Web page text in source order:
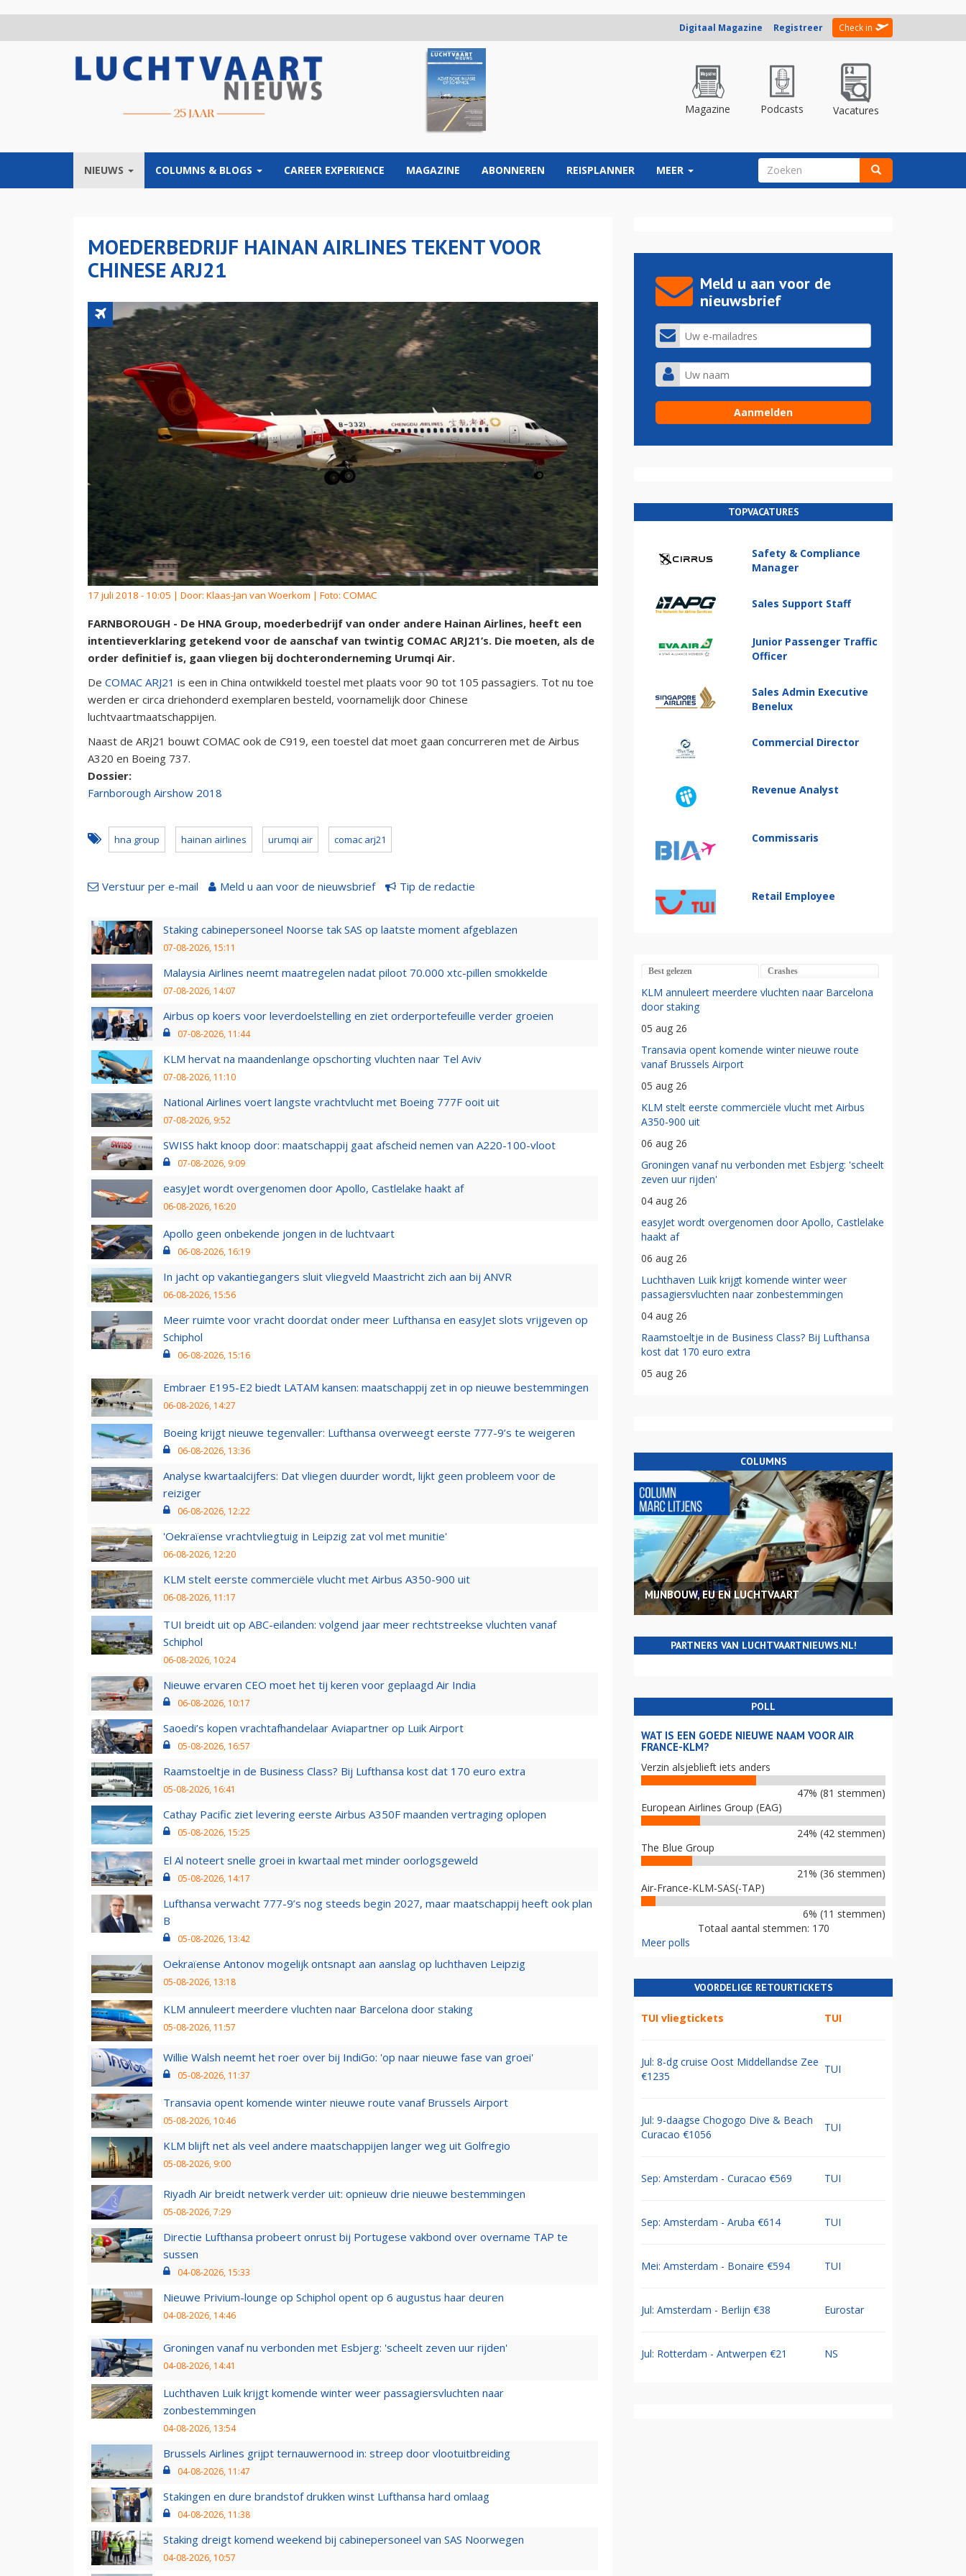
Digitaal Magazine Registreer Check in
Magazine Podcasts Vacatures
NIEUWS COLUMNS & BLOGS CAREER EXPERIENCE MAGAZINE ABONNEREN REISPLANNER MEER ZOEKVELD
MOEDERBEDRIJF HAINAN AIRLINES TEKENT VOOR
CHINESE ARJ21
17 juli 2018 - 10:05 | Door: Klaas-Jan van Woerkom | Foto: COMAC
FARNBOROUGH - De HNA Group, moederbedrijf van onder andere Hainan Airlines, heeft een
intentieverklaring getekend voor de aanschaf van twintig COMAC ARJ21’s. Die moeten, als de
order definitief is, gaan vliegen bij dochteronderneming Urumqi Air.
De COMAC ARJ21 is een in China ontwikkeld toestel met plaats voor 90 tot 105 passagiers. Tot nu toe
werden er circa driehonderd exemplaren besteld, voornamelijk door Chinese
luchtvaartmaatschappijen.
Naast de ARJ21 bouwt COMAC ook de C919, een toestel dat moet gaan concurreren met de Airbus
A320 en Boeing 737.
Dossier:
Farnborough Airshow 2018
hna group hainan airlines urumqi air comac arj21
Verstuur per e-mail Meld u aan voor de nieuwsbrief Tip de redactie
Staking cabinepersoneel Noorse tak SAS op laatste moment afgeblazen
07-08-2026, 15:11
Malaysia Airlines neemt maatregelen nadat piloot 70.000 xtc-pillen smokkelde
07-08-2026, 14:07
Airbus op koers voor leverdoelstelling en ziet orderportefeuille verder groeien
07-08-2026, 11:44
KLM hervat na maandenlange opschorting vluchten naar Tel Aviv
07-08-2026, 11:10
National Airlines voert langste vrachtvlucht met Boeing 777F ooit uit
07-08-2026, 9:52
SWISS hakt knoop door: maatschappij gaat afscheid nemen van A220-100-vloot
07-08-2026, 9:09
easyJet wordt overgenomen door Apollo, Castlelake haakt af
06-08-2026, 16:20
Apollo geen onbekende jongen in de luchtvaart
06-08-2026, 16:19
In jacht op vakantiegangers sluit vliegveld Maastricht zich aan bij ANVR
06-08-2026, 15:56
Meer ruimte voor vracht doordat onder meer Lufthansa en easyJet slots vrijgeven op
Schiphol
06-08-2026, 15:16
Embraer E195-E2 biedt LATAM kansen: maatschappij zet in op nieuwe bestemmingen
06-08-2026, 14:27
Boeing krijgt nieuwe tegenvaller: Lufthansa overweegt eerste 777-9’s te weigeren
06-08-2026, 13:36
Analyse kwartaalcijfers: Dat vliegen duurder wordt, lijkt geen probleem voor de
reiziger
06-08-2026, 12:22
'Oekraïense vrachtvliegtuig in Leipzig zat vol met munitie'
06-08-2026, 12:20
KLM stelt eerste commerciële vlucht met Airbus A350-900 uit
06-08-2026, 11:17
TUI breidt uit op ABC-eilanden: volgend jaar meer rechtstreekse vluchten vanaf
Schiphol
06-08-2026, 10:24
Nieuwe ervaren CEO moet het tij keren voor geplaagd Air India
06-08-2026, 10:17
Saoedi’s kopen vrachtafhandelaar Aviapartner op Luik Airport
05-08-2026, 16:57
Raamstoeltje in de Business Class? Bij Lufthansa kost dat 170 euro extra
05-08-2026, 16:41
Cathay Pacific ziet levering eerste Airbus A350F maanden vertraging oplopen
05-08-2026, 15:25
El Al noteert snelle groei in kwartaal met minder oorlogsgeweld
05-08-2026, 14:17
Lufthansa verwacht 777-9’s nog steeds begin 2027, maar maatschappij heeft ook plan
B
05-08-2026, 13:42
Oekraïense Antonov mogelijk ontsnapt aan aanslag op luchthaven Leipzig
05-08-2026, 13:18
KLM annuleert meerdere vluchten naar Barcelona door staking
05-08-2026, 11:57
Willie Walsh neemt het roer over bij IndiGo: 'op naar nieuwe fase van groei'
05-08-2026, 11:37
Transavia opent komende winter nieuwe route vanaf Brussels Airport
05-08-2026, 10:46
KLM blijft net als veel andere maatschappijen langer weg uit Golfregio
05-08-2026, 9:00
Riyadh Air breidt netwerk verder uit: opnieuw drie nieuwe bestemmingen
05-08-2026, 7:29
Directie Lufthansa probeert onrust bij Portugese vakbond over overname TAP te
sussen
04-08-2026, 15:33
Nieuwe Privium-lounge op Schiphol opent op 6 augustus haar deuren
04-08-2026, 14:46
Groningen vanaf nu verbonden met Esbjerg: 'scheelt zeven uur rijden'
04-08-2026, 14:41
Luchthaven Luik krijgt komende winter weer passagiersvluchten naar
zonbestemmingen
04-08-2026, 13:54
Brussels Airlines grijpt ternauwernood in: streep door vlootuitbreiding
04-08-2026, 11:47
Stakingen en dure brandstof drukken winst Lufthansa hard omlaag
04-08-2026, 11:38
Staking dreigt komend weekend bij cabinepersoneel van SAS Noorwegen
04-08-2026, 10:57
Meld u aan voor de
nieuwsbrief
TOPVACATURES
Safety & Compliance
Manager
Sales Support Staff
Junior Passenger Traffic
Officer
Sales Admin Executive
Benelux
Commercial Director
Revenue Analyst
Commissaris
Retail Employee
Best gelezen Crashes
KLM annuleert meerdere vluchten naar Barcelona
door staking
05 aug 26
Transavia opent komende winter nieuwe route
vanaf Brussels Airport
05 aug 26
KLM stelt eerste commerciële vlucht met Airbus
A350-900 uit
06 aug 26
Groningen vanaf nu verbonden met Esbjerg: 'scheelt
zeven uur rijden'
04 aug 26
easyJet wordt overgenomen door Apollo, Castlelake
haakt af
06 aug 26
Luchthaven Luik krijgt komende winter weer
passagiersvluchten naar zonbestemmingen
04 aug 26
Raamstoeltje in de Business Class? Bij Lufthansa
kost dat 170 euro extra
05 aug 26
COLUMNS
MIJNBOUW, EU EN LUCHTVAART
PARTNERS VAN LUCHTVAARTNIEUWS.NL!
POLL
WAT IS EEN GOEDE NIEUWE NAAM VOOR AIR
FRANCE-KLM?
Verzin alsjeblieft iets anders
47% (81 stemmen)
European Airlines Group (EAG)
24% (42 stemmen)
The Blue Group
21% (36 stemmen)
Air-France-KLM-SAS(-TAP)
6% (11 stemmen)
Totaal aantal stemmen: 170
Meer polls
VOORDELIGE RETOURTICKETS
TUI vliegtickets TUI
Jul: 8-dg cruise Oost Middellandse Zee
€1235
TUI
Jul: 9-daagse Chogogo Dive & Beach
Curacao €1056
TUI
Sep: Amsterdam - Curacao €569 TUI
Sep: Amsterdam - Aruba €614 TUI
Mei: Amsterdam - Bonaire €594 TUI
Jul: Amsterdam - Berlijn €38 Eurostar
Jul: Rotterdam - Antwerpen €21 NS